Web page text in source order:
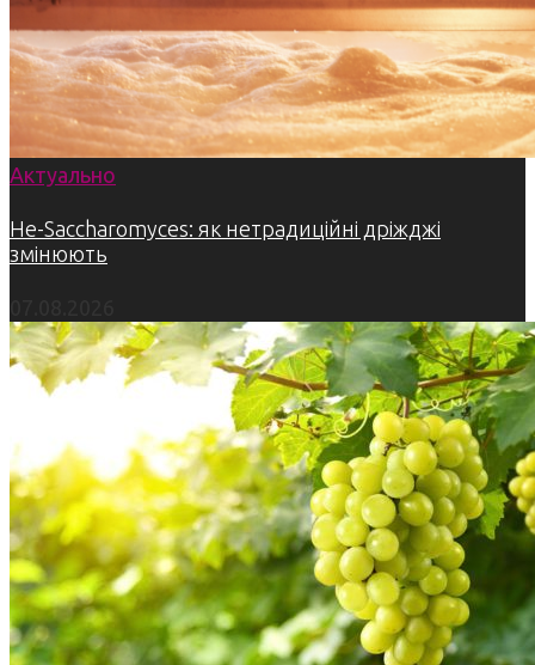
Актуально
Не-Saccharomyces: як нетрадиційні дріжджі
змінюють